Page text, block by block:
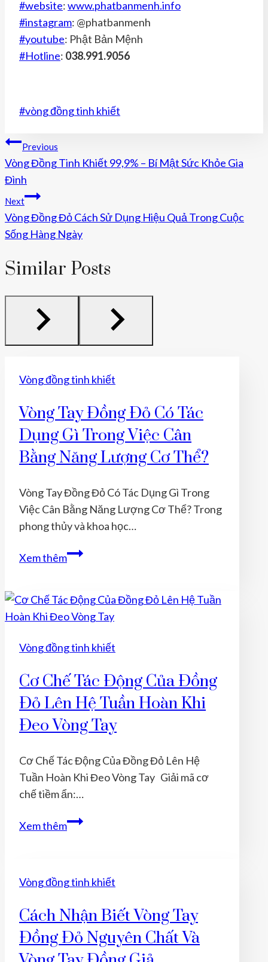
#website:www.phatbanmenh.info
#instagram: @phatbanmenh
#youtube: Phật Bản Mệnh
#Hotline: 038.991.9056
Post
#vòng đồng tinh khiết
Điều
Hướng
Bài
Viết
Previous
Vòng Đồng Tinh Khiết 99,9% – Bí Mật Sức Khỏe Gia
Đình
Next
Vòng Đồng Đỏ Cách Sử Dụng Hiệu Quả Trong Cuộc
Sống Hàng Ngày
Similar Posts
Vòng đồng tinh khiết
Vòng Tay Đồng Đỏ Có Tác
Dụng Gì Trong Việc Cân
Bằng Năng Lượng Cơ Thể?
Vòng Tay Đồng Đỏ Có Tác Dụng Gì Trong
Việc Cân Bằng Năng Lượng Cơ Thể? Trong
phong thủy và khoa học…
Xem thêmVòng
Đỏ
Có
Dụng
Gì
Trong
Việc
Cân
Bằng
Năng
Lượng
Vòng đồng tinh khiết
Cơ Chế Tác Động Của Đồng
Đỏ Lên Hệ Tuần Hoàn Khi
Đeo Vòng Tay
Cơ Chế Tác Động Của Đồng Đỏ Lên Hệ
Tuần Hoàn Khi Đeo Vòng Tay Giải mã cơ
chế tiềm ẩn:…
Xem thêmCơ
Của
Đỏ
Lên
Hệ
Vòng đồng tinh khiết
Cách Nhận Biết Vòng Tay
Đồng Đỏ Nguyên Chất Và